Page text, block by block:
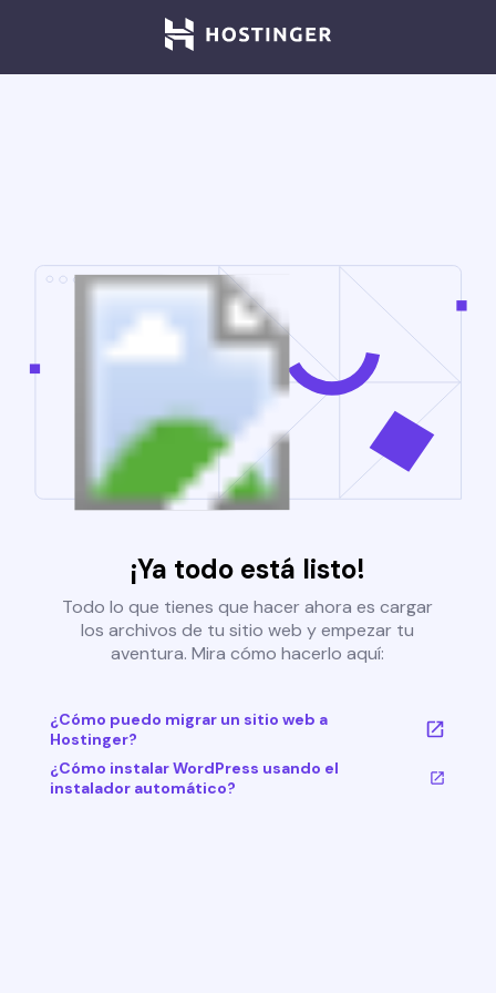
¡Ya todo está listo!
Todo lo que tienes que hacer ahora es cargar
los archivos de tu sitio web y empezar tu
aventura. Mira cómo hacerlo aquí:
¿Cómo puedo migrar un sitio web a
Hostinger?
¿Cómo instalar WordPress usando el
instalador automático?